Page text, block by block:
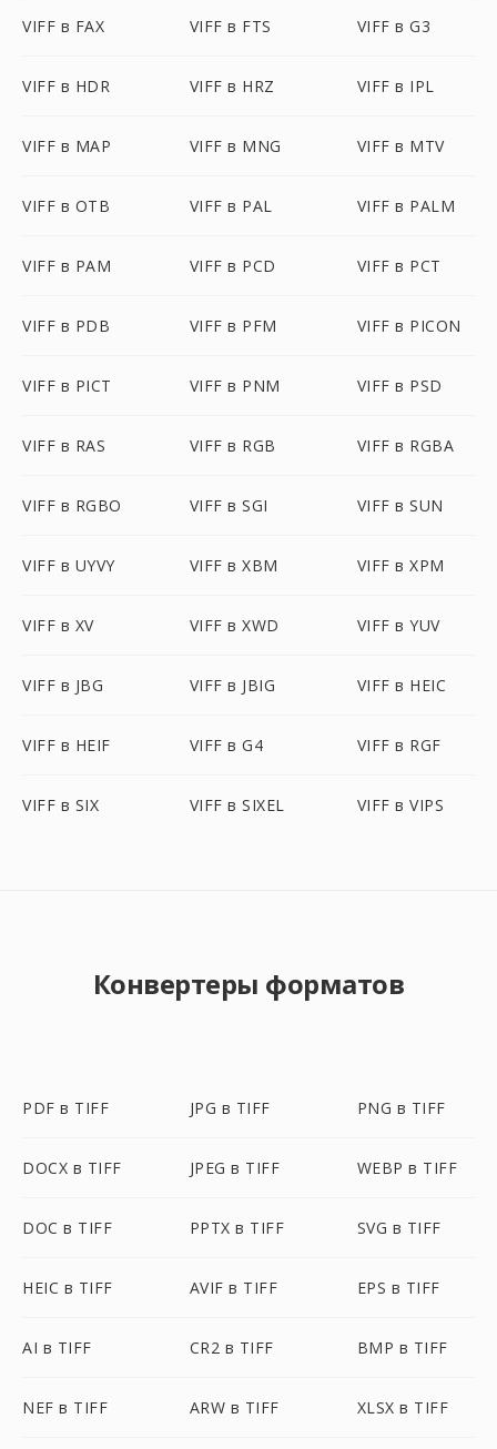
VIFF в FAX VIFF в FTS VIFF в G3
VIFF в HDR VIFF в HRZ VIFF в IPL
VIFF в MAP VIFF в MNG VIFF в MTV
VIFF в OTB VIFF в PAL VIFF в PALM
VIFF в PAM VIFF в PCD VIFF в PCT
VIFF в PDB VIFF в PFM VIFF в PICON
VIFF в PICT VIFF в PNM VIFF в PSD
VIFF в RAS VIFF в RGB VIFF в RGBA
VIFF в RGBO VIFF в SGI VIFF в SUN
VIFF в UYVY VIFF в XBM VIFF в XPM
VIFF в XV VIFF в XWD VIFF в YUV
VIFF в JBG VIFF в JBIG VIFF в HEIC
VIFF в HEIF VIFF в G4 VIFF в RGF
VIFF в SIX VIFF в SIXEL VIFF в VIPS
Конвертеры форматов
PDF в TIFF JPG в TIFF PNG в TIFF
DOCX в TIFF JPEG в TIFF WEBP в TIFF
DOC в TIFF PPTX в TIFF SVG в TIFF
HEIC в TIFF AVIF в TIFF EPS в TIFF
AI в TIFF CR2 в TIFF BMP в TIFF
NEF в TIFF ARW в TIFF XLSX в TIFF